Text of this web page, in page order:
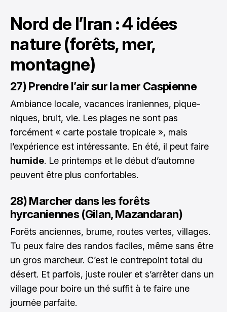
Nord de l’Iran : 4 idées
nature (forêts, mer,
montagne)
27) Prendre l’air sur la mer Caspienne
Ambiance locale, vacances iraniennes, pique-
niques, bruit, vie. Les plages ne sont pas
forcément « carte postale tropicale », mais
l’expérience est intéressante. En été, il peut faire
humide. Le printemps et le début d’automne
peuvent être plus confortables.
28) Marcher dans les forêts
hyrcaniennes (Gilan, Mazandaran)
Forêts anciennes, brume, routes vertes, villages.
Tu peux faire des randos faciles, même sans être
un gros marcheur. C’est le contrepoint total du
désert. Et parfois, juste rouler et s’arrêter dans un
village pour boire un thé suffit à te faire une
journée parfaite.